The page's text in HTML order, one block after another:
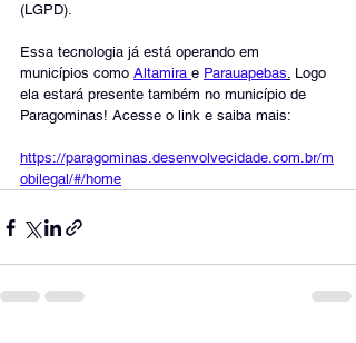
(LGPD).
Essa tecnologia já está operando em
municípios como Altamira e Parauapebas. Logo
ela estará presente também no município de
Paragominas! Acesse o link e saiba mais:
https://paragominas.desenvolvecidade.com.br/m
obilegal/#/home